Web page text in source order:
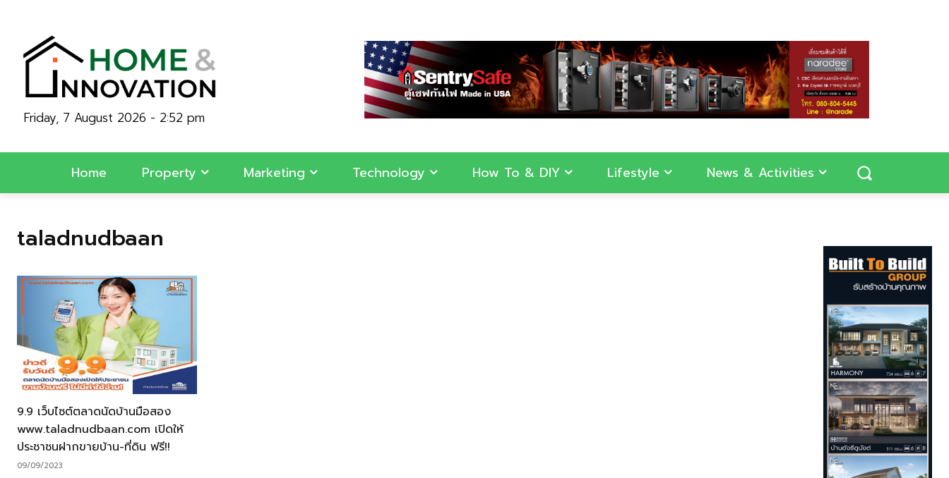
Friday, 7 August 2026 - 2:52 pm
Home Property Marketing Technology How To & DIY Lifestyle News & Activities
taladnudbaan
9.9 เว็บไซต์ตลาดนัดบ้านมือสอง
www.taladnudbaan.com เปิดให้
ประชาชนฝากขายบ้าน-ที่ดิน ฟรี!!
09/09/2023